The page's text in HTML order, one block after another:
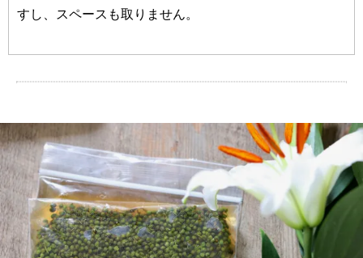
すし、スペースも取りません。